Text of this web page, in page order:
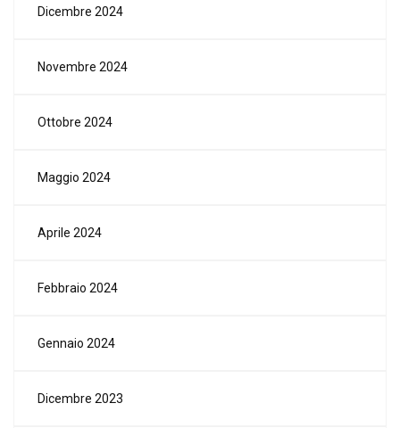
Dicembre 2024
Novembre 2024
Ottobre 2024
Maggio 2024
Aprile 2024
Febbraio 2024
Gennaio 2024
Dicembre 2023